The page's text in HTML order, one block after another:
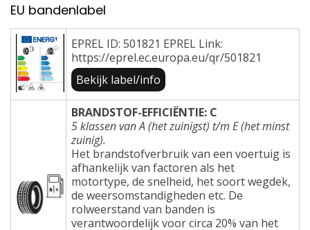
EU bandenlabel
EPREL ID: 501821 EPREL Link:
https://eprel.ec.europa.eu/qr/501821
Bekijk label/info
BRANDSTOF-EFFICIËNTIE: C
5 klassen van A (het zuinigst) t/m E (het minst
zuinig).
Het brandstofverbruik van een voertuig is
afhankelijk van factoren als het
motortype, de snelheid, het soort wegdek,
de weersomstandigheden etc. De
rolweerstand van banden is
verantwoordelijk voor circa 20% van het